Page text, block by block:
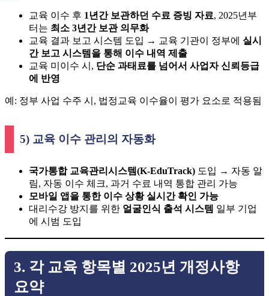
교육 이수 후 1년간 보관하던 수료 증빙 자료, 2025년부
터는 최소 3년간 보관 의무화
교육 결과 보고 시스템 도입 → 교육 기관이 정부에 실시
간 보고 시스템을 통해 이수 내역 제출
교육 미이수 시, 단순 과태료를 넘어서 사업자 신뢰등급
에 반영
예: 정부 사업 수주 시, 법정교육 이수율이 평가 요소로 적용됨
5) 교육 이수 관리의 자동화
국가통합 교육관리시스템(K-EduTrack) 도입 → 자동 알
림, 자동 이수 체크, 과거 수료 내역 통합 관리 가능
모바일 앱을 통한 이수 상황 실시간 확인 가능
대리수강 방지를 위한 얼굴인식 출석 시스템 일부 기업
에 시범 도입
3. 각 교육 항목별 2025년 개정사항
요약